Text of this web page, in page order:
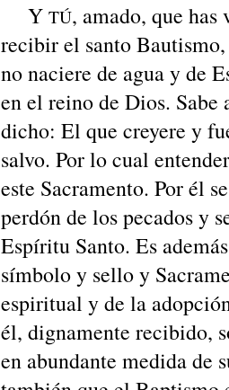
Y TÚ, amado, que has
recibir el santo
no naciere de agua y de
en el reino de Dios. Sabe
dicho: El que creyere y
salvo. Por lo cual
este Sacramento. Por él
perdón de los pecados y
Espíritu Santo. Es
símbolo y sello y
espiritual y de la
él, dignamente recibido,
en abundante medida de